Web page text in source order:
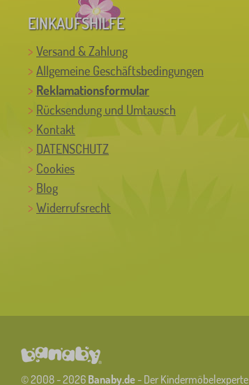
EINKAUFSHILFE
Versand & Zahlung
Allgemeine Geschäftsbedingungen
Reklamationsformular
Rücksendung und Umtausch
Kontakt
DATENSCHUTZ
Cookies
Blog
Widerrufsrecht
© 2008 - 2026 Banaby.de- Der Kindermöbelexperte